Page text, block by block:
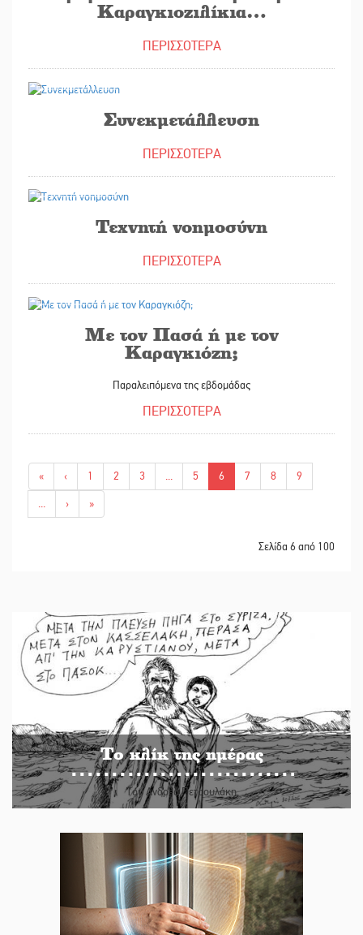
Καραγκιοζιλίκια…
ΠΕΡΙΣΣΟΤΕΡΑ
Συνεκμετάλλευση
ΠΕΡΙΣΣΟΤΕΡΑ
Τεχνητή νοημοσύνη
ΠΕΡΙΣΣΟΤΕΡΑ
Με τον Πασά ή με τον
Καραγκιόζη;
Παραλειπόμενα της εβδομάδας
ΠΕΡΙΣΣΟΤΕΡΑ
« ‹ 1 2 3 ... 5 6 7 8
9
...
› »
Σελίδα 6 από 100
Το κλίκ της ημέρας
Του Ανδρέα Πετρουλάκη